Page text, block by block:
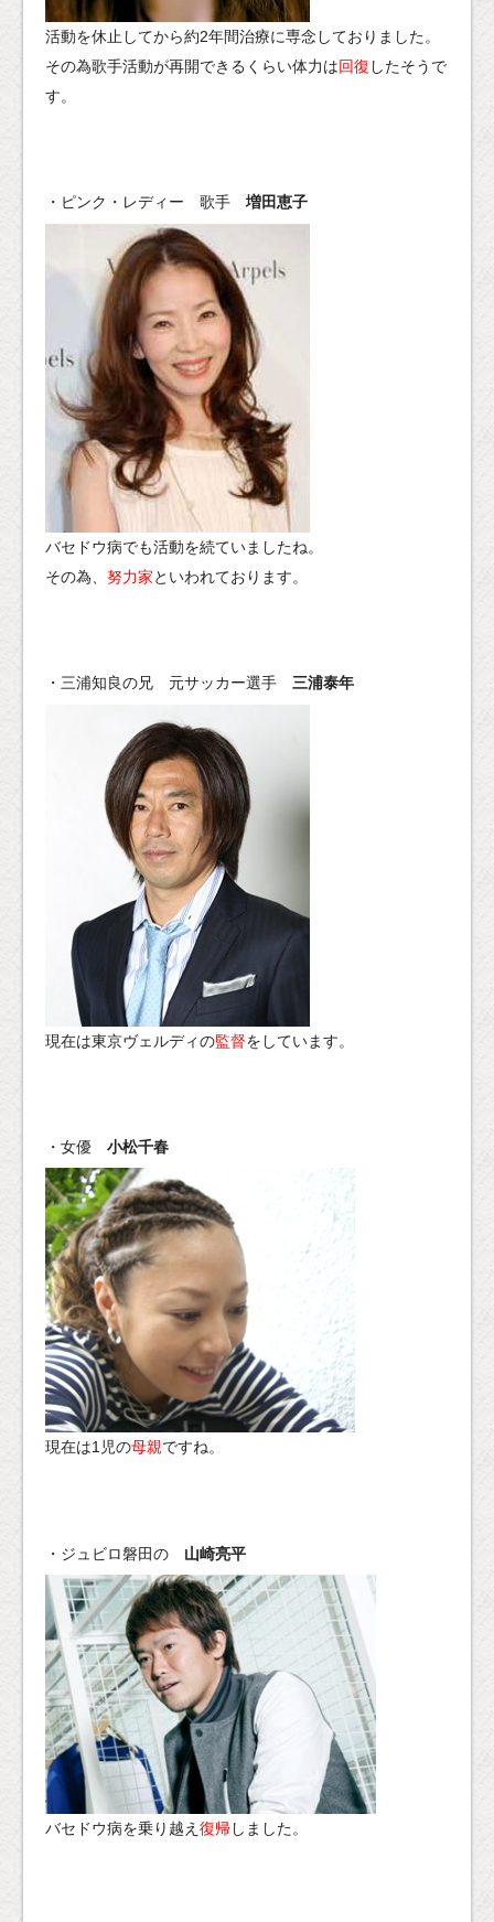
活動を休止してから約2年間治療に専念しておりました。
その為歌手活動が再開できるくらい体力は回復 したそうで
す。
・ピンク・レディー 歌手 増田恵子
バセドウ病でも活動を続ていましたね。
その為、 努力家といわれております。
・三浦知良の兄 元サッカー選手 三浦泰年
現在は東京ヴェルディの監督をしています。
・女優 小松千春
現在は1児の母親ですね。
・ジュビロ磐田の 山崎亮平
バセドウ病を乗り越え 復帰しました。